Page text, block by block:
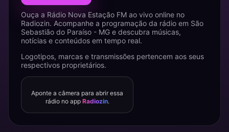
Ouça a Rádio Nova Estação FM ao vivo online no
Radiozin. Acompanhe a programação da rádio em São
Sebastião do Paraíso - MG e descubra músicas,
notícias e conteúdos em tempo real.
Logotipos, marcas e transmissões pertencem aos seus
respectivos proprietários.
Aponte a câmera para abrir essa
rádio no app Radiozin.